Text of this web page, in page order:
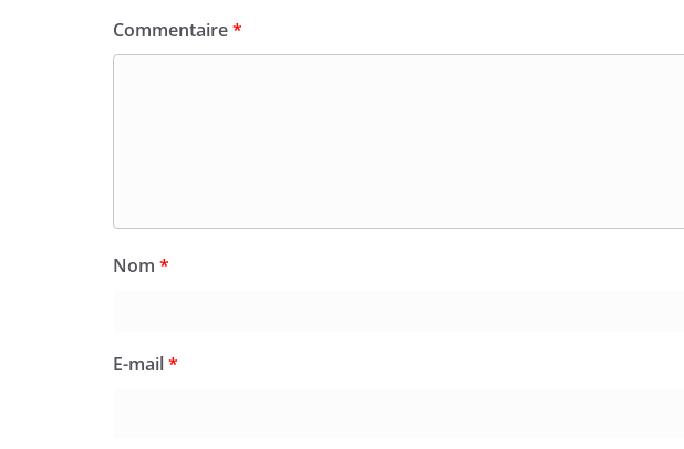
Commentaire*
Nom *
E-mail*